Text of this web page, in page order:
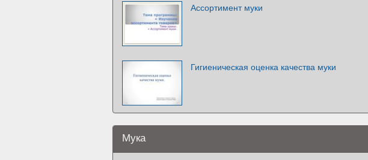
Ассортимент муки
Гигиеническая оценка качества муки
Мука